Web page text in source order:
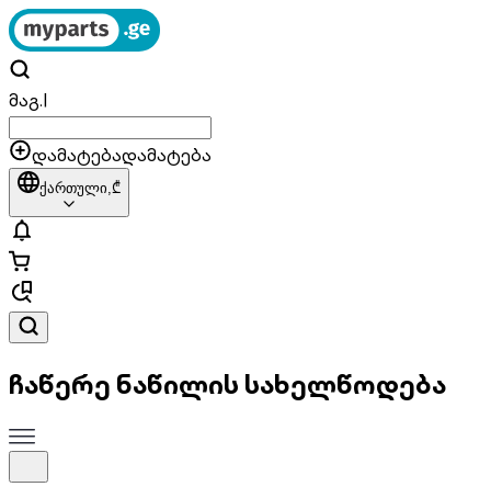
მაგ.|
დამატებადამატება
ქართული,₾
ჩაწერე ნაწილის სახელწოდება